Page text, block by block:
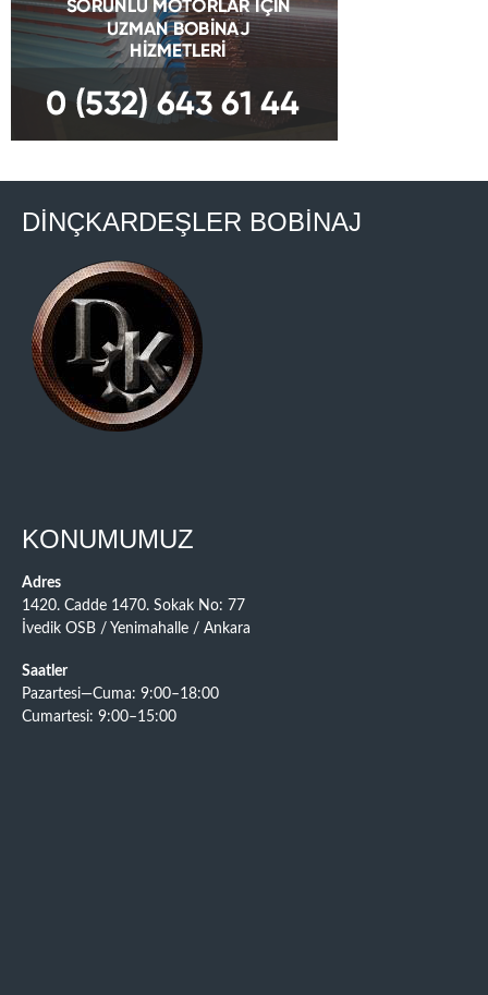
DİNÇKARDEŞLER BOBİNAJ
KONUMUMUZ
Adres
1420. Cadde 1470. Sokak No: 77
İvedik OSB / Yenimahalle / Ankara
Saatler
Pazartesi—Cuma: 9:00–18:00
Cumartesi: 9:00–15:00